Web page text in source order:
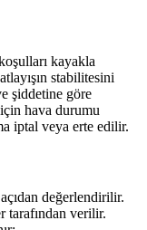
kayakla
stabilitesini
şiddetine göre
hava durumu
iptal veya erte edilir.
değerlendirilir.
tarafından verilir.